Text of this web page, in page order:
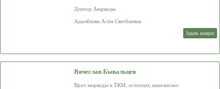
Доктор Аюрведы
Адылбаева Асем Светбаевна
Задать вопрос
Вячеслав Бывальцев
Врач аюрведы и ТКМ, остеопат, кинезиолог.